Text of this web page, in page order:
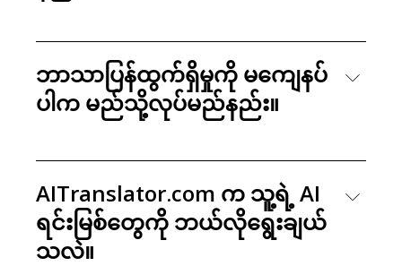
ဘာသာပြန်ထွက်ရှိမှုကို မကျေနပ်
ပါက မည်သို့လုပ်မည်နည်း။
AITranslator.com က သူ့ရဲ့ AI
ရင်းမြစ်တွေကို ဘယ်လိုရွေးချယ်
သလဲ။